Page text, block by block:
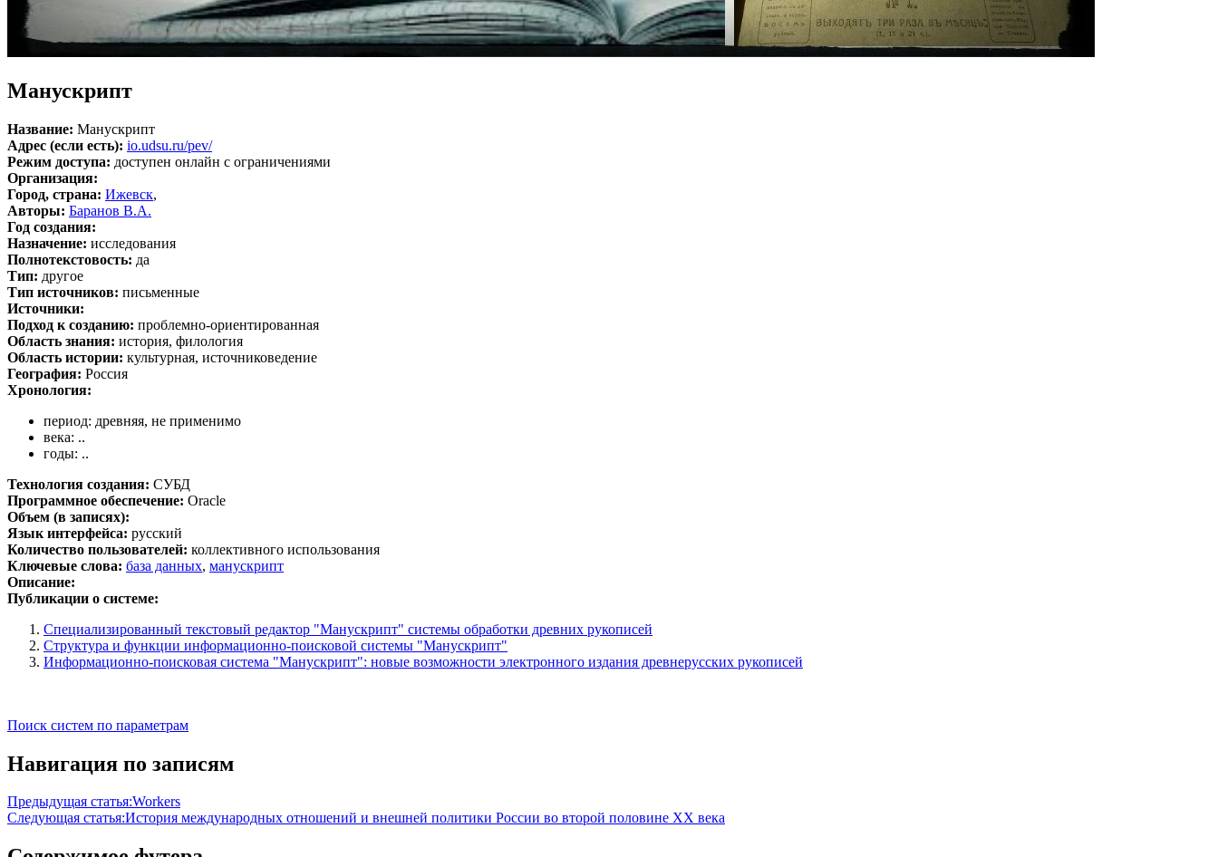
Манускрипт
Название: Манускрипт
Адрес (если есть): io.udsu.ru/pev/
Режим доступа: доступен онлайн с ограничениями
Организация:
Город, страна: Ижевск,
Авторы: Баранов В.А.
Год создания:
Назначение: исследования
Полнотекстовость: да
Тип: другое
Тип источников: письменные
Источники:
Подход к созданию: проблемно-ориентированная
Область знания: история, филология
Область истории: культурная, источниковедение
География: Россия
Хронология:
период: древняя, не применимо
века: ..
годы: ..
Технология создания: СУБД
Программное обеспечение: Oracle
Объем (в записях):
Язык интерфейса: русский
Количество пользователей: коллективного использования
Ключевые слова: база данных, манускрипт
Описание:
Публикации о системе:
Специализированный текстовый редактор "Манускрипт" системы обработки древних рукописей
Структура и функции информационно-поисковой системы "Манускрипт"
Информационно-поисковая система "Манускрипт": новые возможности электронного издания древнерусских рукописей
Поиск систем по параметрам
Навигация по записям
Предыдущая статья:Workers
Следующая статья:История международных отношений и внешней политики России во второй половине XX века